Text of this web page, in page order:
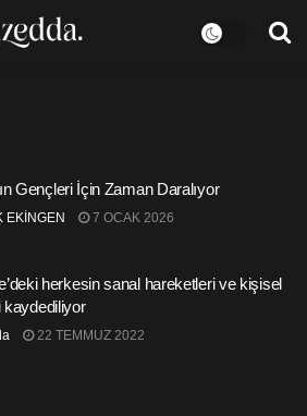
Gençleri İçin Zaman Daralıyor
EKİNGEN 7 OCAK 2026
herkesin sanal hareketleri ve kişisel
kaydediliyor
22 TEMMUZ 2022